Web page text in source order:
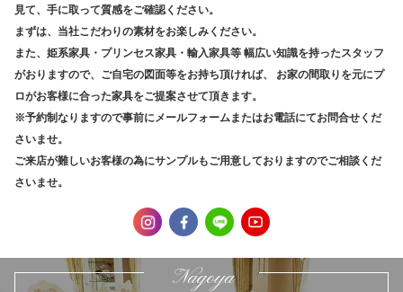
見て、手に取って質感をご確認ください。
まずは、当社こだわりの素材をお楽しみください。
また、姫系家具・プリンセス家具・輸入家具等 幅広い知識を持ったスタッフ
がおりますので、ご自宅の図面等をお持ち頂ければ、
お家の間取りを元にプ
ロがお客様に合った家具をご提案させて頂きます。
※予約制なりますので事前にメールフォームまたはお電話にてお問合せくだ
さいませ。
ご来店が難しいお客様の為にサンプルもご用意しておりますのでご相談くだ
さいませ。
Nagoya